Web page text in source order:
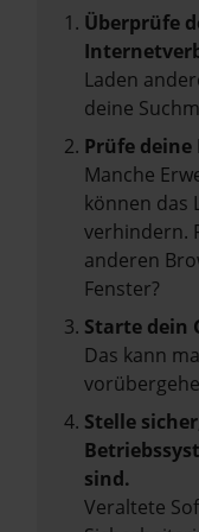
Überprüfe
Laden
deine
Prüfe
Manche
können das
verhindern.
anderen
Fenster?
Starte dein
Das kann
Stelle
sind.
Veraltete